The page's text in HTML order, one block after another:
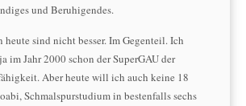
und Beruhigendes.
heute sind nicht besser. Im Gegenteil. Ich
im Jahr 2000 schon der SuperGAU der
Aber heute will ich auch keine 18
Schmalspurstudium in bestenfalls sechs